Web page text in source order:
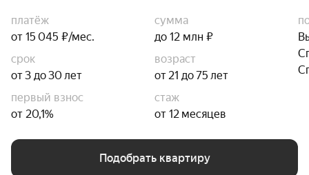
платёж
от 15 045 ₽/мес.
сумма
до 12 млн ₽
срок
от 3 до 30 лет
возраст
от 21 до 75 лет
первый взнос
от 20,1%
стаж
от 12 месяцев
Подобрать квартиру